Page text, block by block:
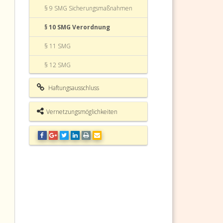
§ 9 SMG Sicherungsmaßnahmen
§ 10 SMG Verordnung
§ 11 SMG
§ 12 SMG
§ 13 SMG
§ 14 SMG
§ 15 SMG
§ 16 SMG
Haftungsausschluss
Vernetzungsmöglichkeiten